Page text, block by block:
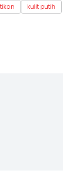
kulit putih